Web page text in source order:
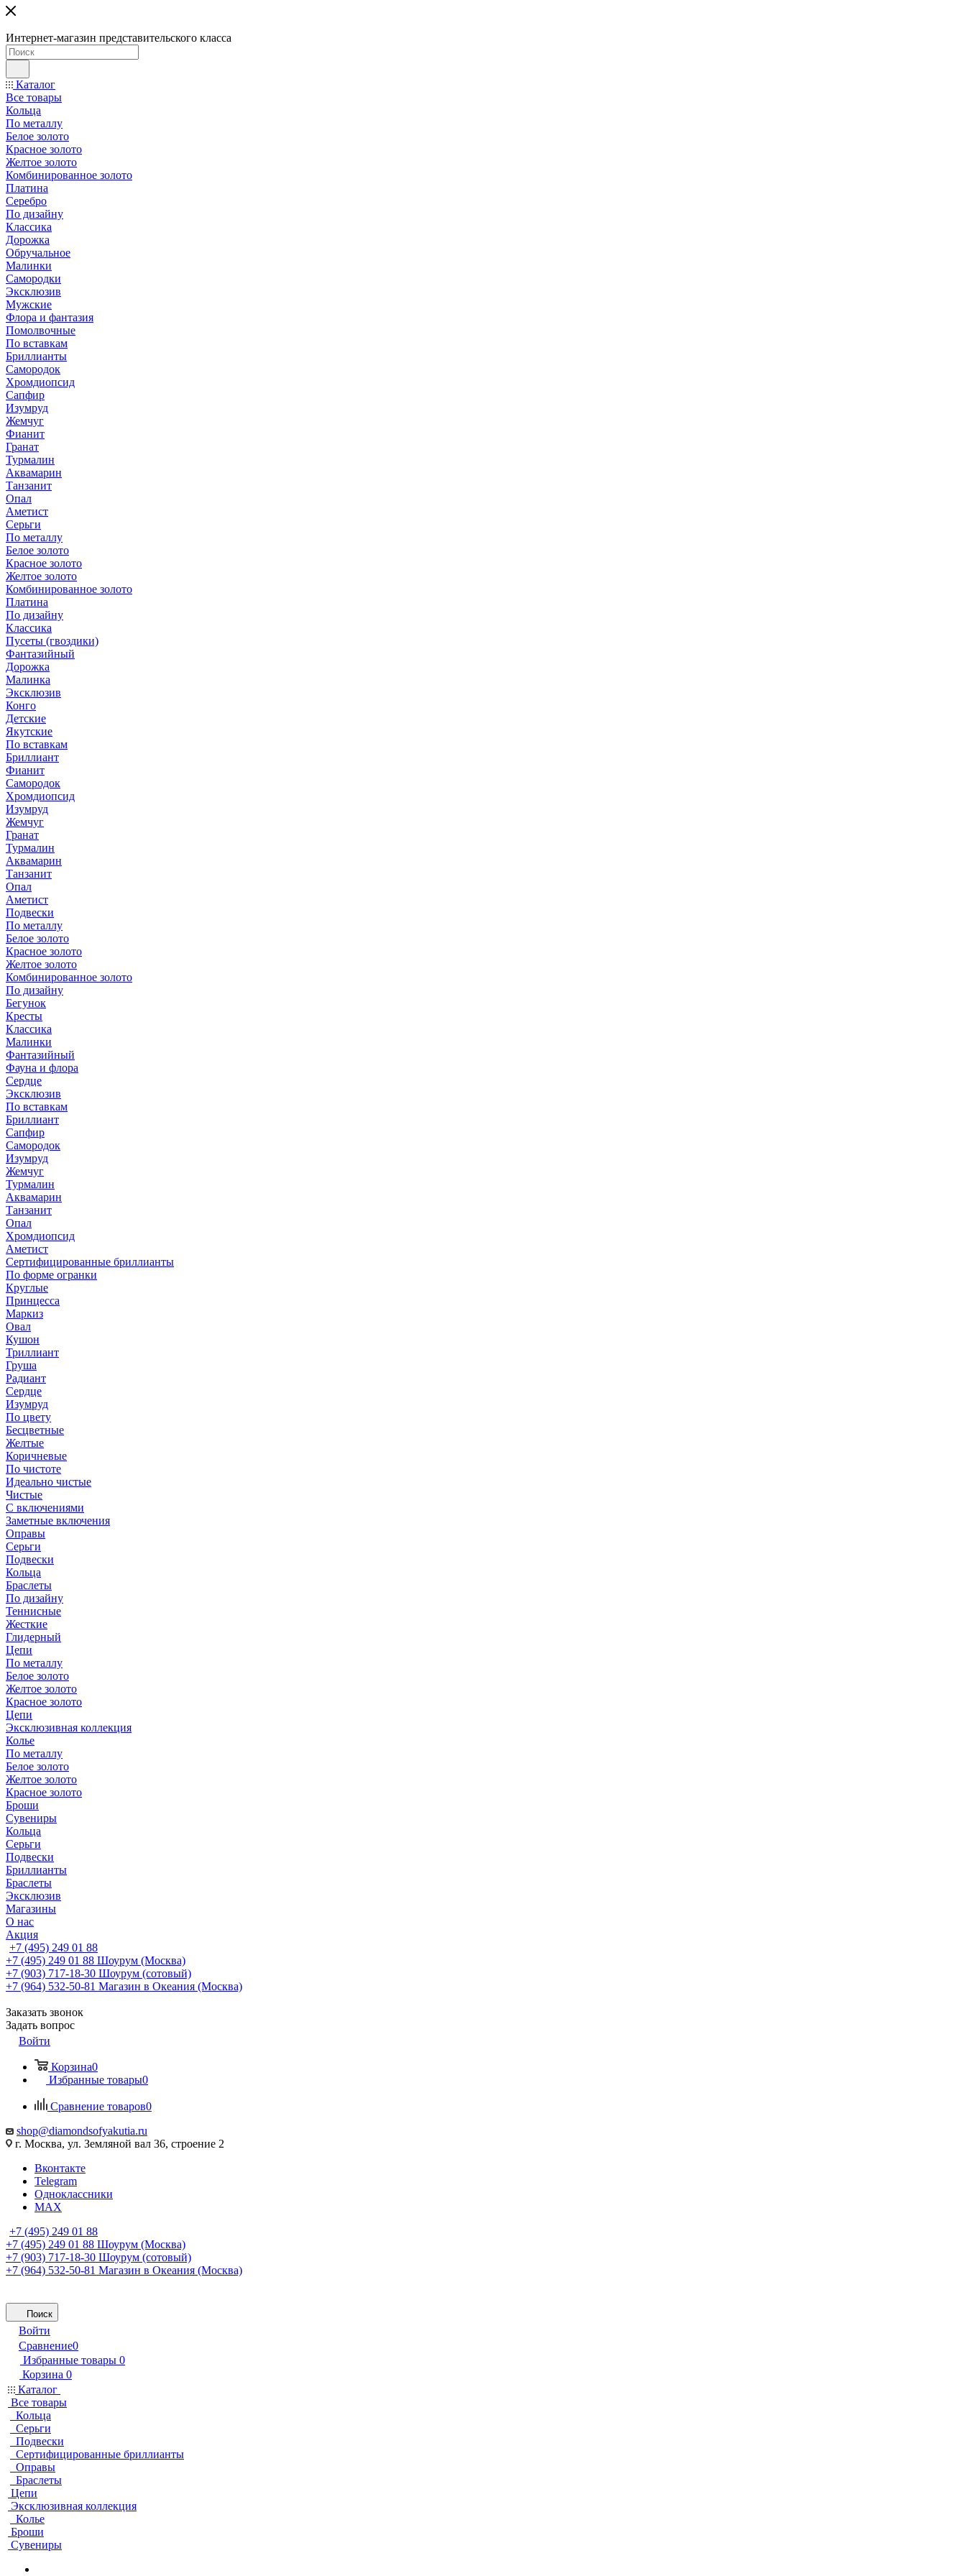
Интернет-магазин представительского класса
Каталог
Все товары
Кольца
По металлу
Белое золото
Красное золото
Желтое золото
Комбинированное золото
Платина
Серебро
По дизайну
Классика
Дорожка
Обручальное
Малинки
Самородки
Эксклюзив
Мужские
Флора и фантазия
Помолвочные
По вставкам
Бриллианты
Самородок
Хромдиопсид
Сапфир
Изумруд
Жемчуг
Фианит
Гранат
Турмалин
Аквамарин
Танзанит
Опал
Аметист
Серьги
По металлу
Белое золото
Красное золото
Желтое золото
Комбинированное золото
Платина
По дизайну
Классика
Пусеты (гвоздики)
Фантазийный
Дорожка
Малинка
Эксклюзив
Конго
Детские
Якутские
По вставкам
Бриллиант
Фианит
Самородок
Хромдиопсид
Изумруд
Жемчуг
Гранат
Турмалин
Аквамарин
Танзанит
Опал
Аметист
Подвески
По металлу
Белое золото
Красное золото
Желтое золото
Комбинированное золото
По дизайну
Бегунок
Кресты
Классика
Малинки
Фантазийный
Фауна и флора
Сердце
Эксклюзив
По вставкам
Бриллиант
Сапфир
Самородок
Изумруд
Жемчуг
Турмалин
Аквамарин
Танзанит
Опал
Хромдиопсид
Аметист
Сертифицированные бриллианты
По форме огранки
Круглые
Принцесса
Маркиз
Овал
Кушон
Триллиант
Груша
Радиант
Сердце
Изумруд
По цвету
Бесцветные
Желтые
Коричневые
По чистоте
Идеально чистые
Чистые
С включениями
Заметные включения
Оправы
Серьги
Подвески
Кольца
Браслеты
По дизайну
Теннисные
Жесткие
Глидерный
Цепи
По металлу
Белое золото
Желтое золото
Красное золото
Цепи
Эксклюзивная коллекция
Колье
По металлу
Белое золото
Желтое золото
Красное золото
Броши
Сувениры
Кольца
Серьги
Подвески
Бриллианты
Браслеты
Эксклюзив
Магазины
О нас
Акция
+7 (495) 249 01 88
+7 (495) 249 01 88 Шоурум (Москва)
+7 (903) 717-18-30 Шоурум (сотовый)
+7 (964) 532-50-81 Магазин в Океания (Москва)
Заказать звонок
Задать вопрос
Войти
Корзина0
Избранные товары0
Сравнение товаров0
shop@diamondsofyakutia.ru
г. Москва, ул. Земляной вал 36, строение 2
Вконтакте
Telegram
Одноклассники
MAX
+7 (495) 249 01 88
+7 (495) 249 01 88 Шоурум (Москва)
+7 (903) 717-18-30 Шоурум (сотовый)
+7 (964) 532-50-81 Магазин в Океания (Москва)
Поиск
Войти
Сравнение0
Избранные товары 0
Корзина 0
Каталог
Все товары
Кольца
Серьги
Подвески
Сертифицированные бриллианты
Оправы
Браслеты
Цепи
Эксклюзивная коллекция
Колье
Броши
Сувениры